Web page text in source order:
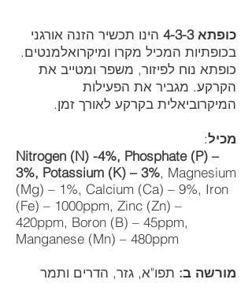
כופתא 4-3-3
הינו תכשיר הזנה אורגני
בכופתיות המכיל מקרו ומיקרואלמנטים.
כופתא נוח לפיזור, משפר ומטייב את
הקרקע. מגביר את הפעילות
המיקרוביאלית בקרקע לאורך זמן.
מכיל:
Nitrogen (N) -4%, Phosphate (P) –
3%, Potassium (K) – 3%, Magnesium
(Mg) – 1%, Calcium (Ca) – 9%, Iron
(Fe) – 1000ppm, Zinc (Zn) –
420ppm, Boron (B) – 45ppm,
Manganese (Mn) – 480ppm
מורשה ב: תפו"א, גזר, הדרים ותמר